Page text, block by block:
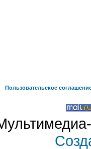
Пользовательское